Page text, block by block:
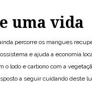
uma vida
percorre os mangues
e ajuda a economia
o lodo e carbono com a
a seguir cuidando deste